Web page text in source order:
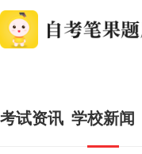
考试资讯 学校新闻